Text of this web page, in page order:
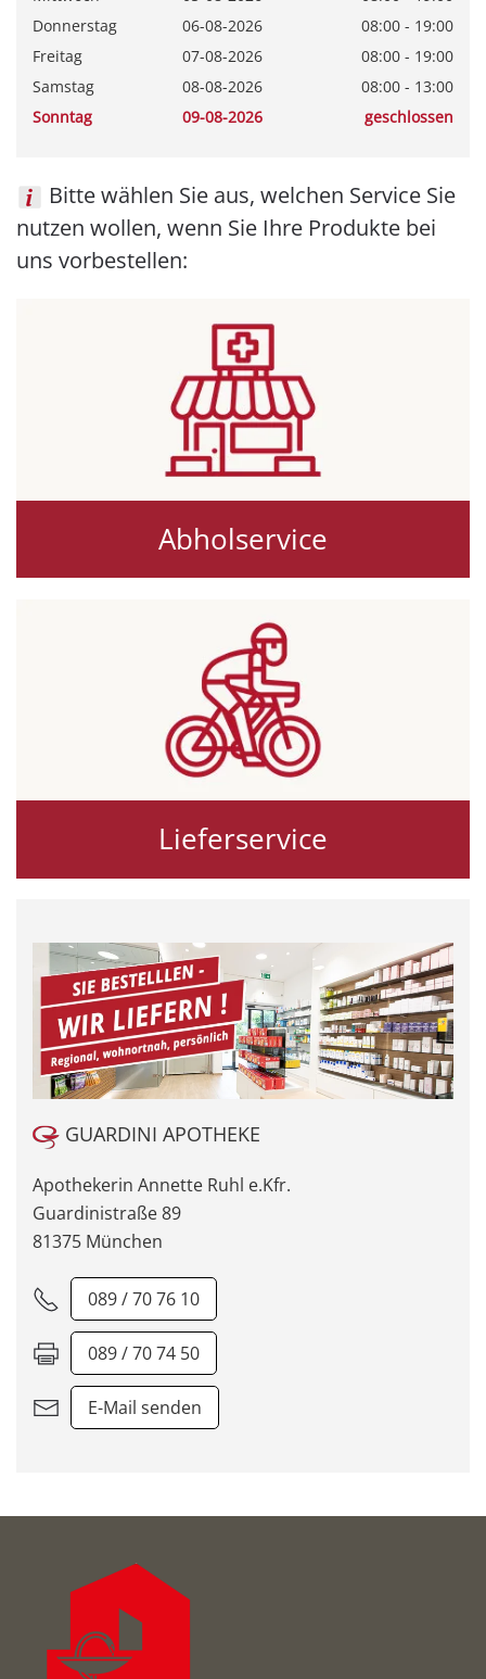
Donnerstag
06-08-2026
08:00 - 19:00
Freitag
07-08-2026
08:00 - 19:00
Samstag
08-08-2026
08:00 - 13:00
Sonntag
09-08-2026 geschlossen
Bitte wählen Sie aus, welchen Service Sie
nutzen wollen, wenn Sie Ihre Produkte bei
uns vorbestellen:
Abholservice
Lieferservice
GUARDINI APOTHEKE
Apothekerin Annette Ruhl e.Kfr.
Guardinistraße 89
81375 München
089 / 70 76 10
089 / 70 74 50
E-Mail senden